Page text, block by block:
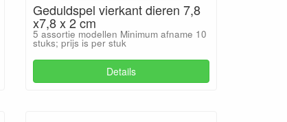
Geduldspel vierkant dieren 7,8
x7,8 x 2 cm
5 assortie modellen Minimum afname 10
stuks; prijs is per stuk
Details